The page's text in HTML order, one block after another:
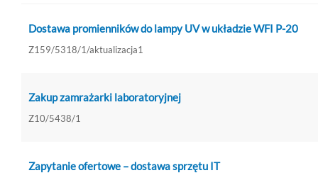
Dostawa promienników do lampy UV w układzie WFI P-20
Z159/5318/1/aktualizacja1
Zakup zamrażarki laboratoryjnej
Z10/5438/1
Zapytanie ofertowe – dostawa sprzętu IT